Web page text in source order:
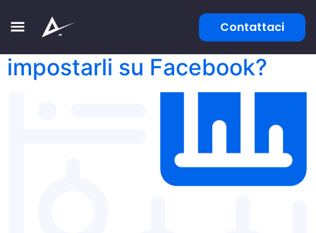
Contattaci
Parametri UTM come
impostarli su Facebook?